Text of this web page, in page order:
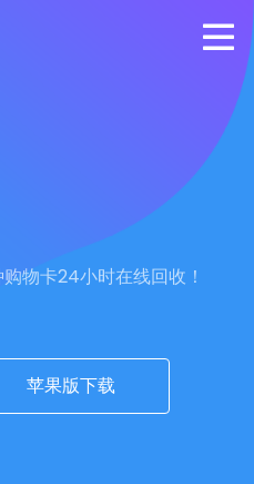
物卡24小时在线回收！
苹果版下载